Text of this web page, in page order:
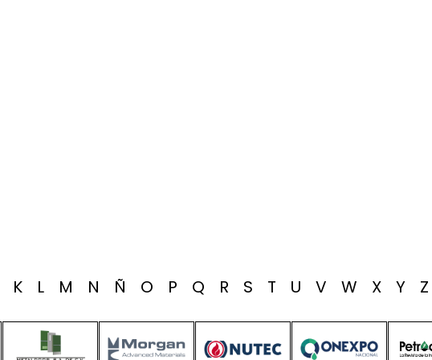
K L M N Ñ O P Q R S T U V W X Y Z